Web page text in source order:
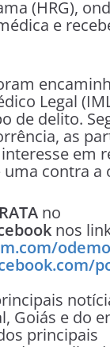
(HRG),
e
Legal
de delito.
as
em
contra a
no
nos
Goiás e do
principais